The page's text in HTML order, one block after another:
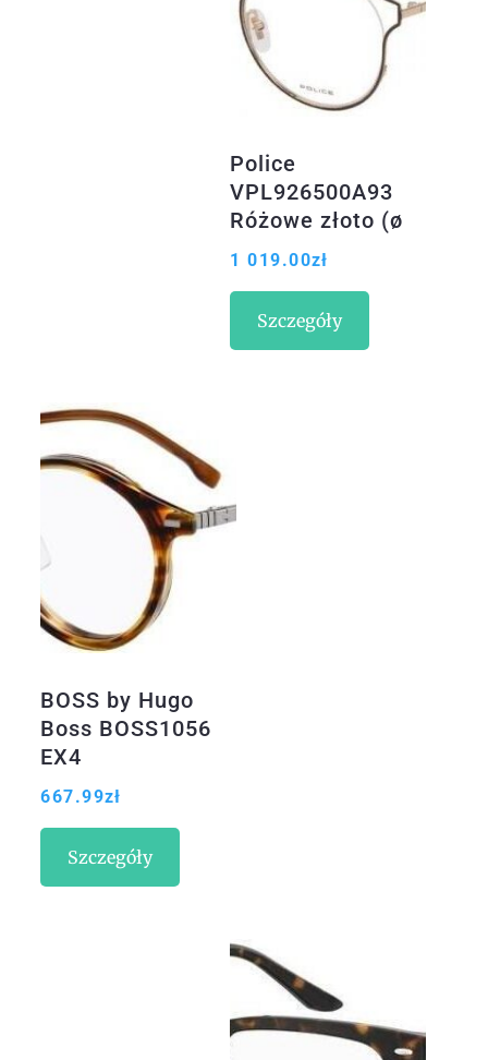
Police
VPL926500A93
Różowe złoto (ø
50 mm)
1 019.00zł
Szczegóły
BOSS by Hugo
Boss BOSS1056
EX4
667.99zł
Szczegóły